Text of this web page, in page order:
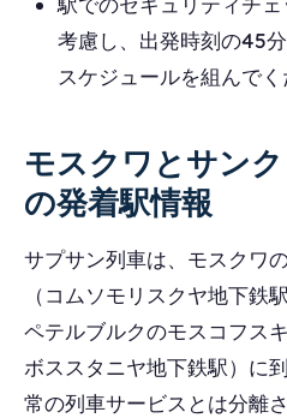
考慮し、出発時刻の45
スケジュールを組んでく
モスクワとサン
の発着駅情報
サプサン列車は、モスクワ
（コムソモリスクヤ地下鉄
ペテルブルクのモスコフス
ボススタニヤ地下鉄駅）に
常の列車サービスとは分離